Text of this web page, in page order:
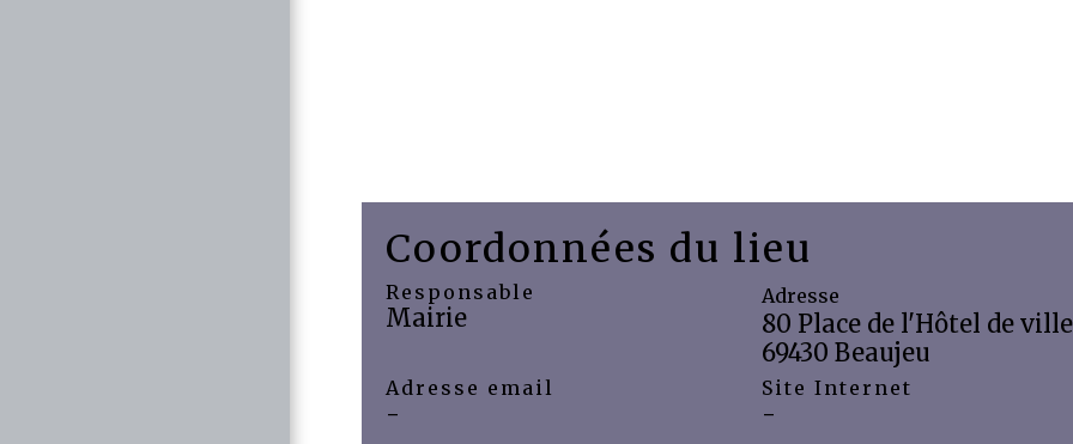
Coordonnées du lieu
Responsable
Mairie
Adresse
80 Place de l'Hôtel de ville
69430 Beaujeu
Adresse email
-
Site Internet
-